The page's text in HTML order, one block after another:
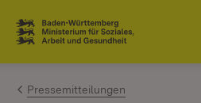
Zum Inhalt springen
Link zur Startseite
Pressemitteilungen